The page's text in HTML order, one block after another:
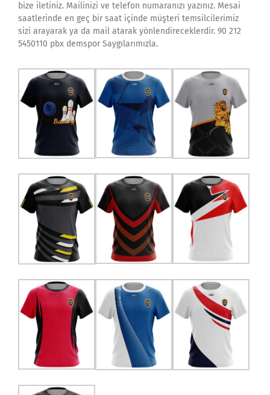
bize iletiniz. Mailinizi ve telefon numaranızı yazınız. Mesai
saatlerinde en geç bir saat içinde müşteri temsilcilerimiz
sizi arayarak ya da mail atarak yönlendireceklerdir. 90 212
5450110 pbx demspor Saygılarımızla.